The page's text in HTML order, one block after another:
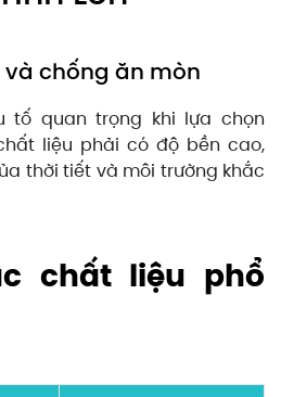
và chống ăn mòn
tố quan trọng khi lựa chọn
liệu phải có độ bền cao,
thời tiết và môi trường khắc
chất liệu phổ